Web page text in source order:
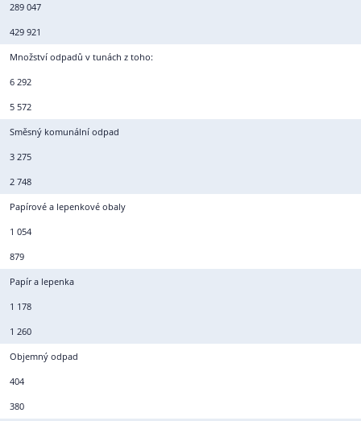
289 047
429 921
Množství odpadů v tunách z toho:
6 292
5 572
Směsný komunální odpad
3 275
2 748
Papírové a lepenkové obaly
1 054
879
Papír a lepenka
1 178
1 260
Objemný odpad
404
380